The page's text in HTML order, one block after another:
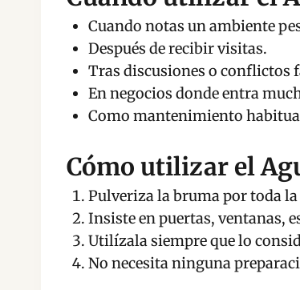
Cuando notas un ambiente
Después de recibir visitas.
Tras discusiones o conflictos
En negocios donde entra
Como mantenimiento
Cómo utilizar el
Pulveriza la bruma por toda la
Insiste en puertas, ventanas,
Utilízala siempre que lo
No necesita ninguna